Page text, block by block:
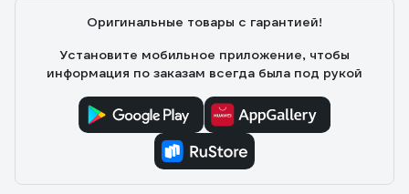
Оригинальные товары с гарантией!
Установите мобильное приложение, чтобы
информация по заказам всегда была под рукой